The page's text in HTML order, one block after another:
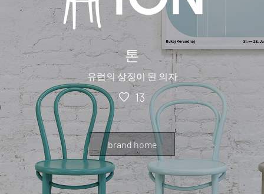
톤
유럽의 상징이 된 의자
13
brand home